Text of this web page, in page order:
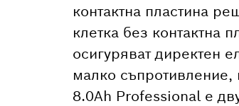
контактна пластина
клетка без контактна
осигуряват директен
малко
8.0Ah Professional е